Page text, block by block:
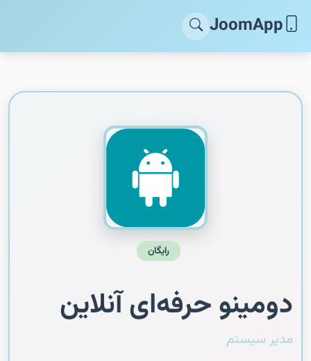
JoomApp
رایگان
دومینو حرفه‌ای آنلاین
مدیر سیستم